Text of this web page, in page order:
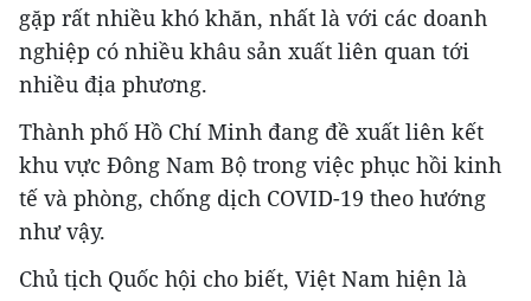
gặp rất nhiều khó khăn, nhất là với các doanh
nghiệp có nhiều khâu sản xuất liên quan tới
nhiều địa phương.
Thành phố Hồ Chí Minh đang đề xuất liên kết
khu vực Đông Nam Bộ trong việc phục hồi kinh
tế và phòng, chống dịch COVID-19 theo hướng
như vậy.
Chủ tịch Quốc hội cho biết, Việt Nam hiện là